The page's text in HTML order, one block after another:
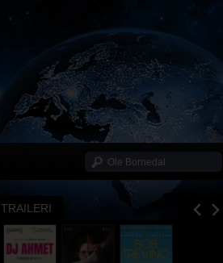
TRAILERI